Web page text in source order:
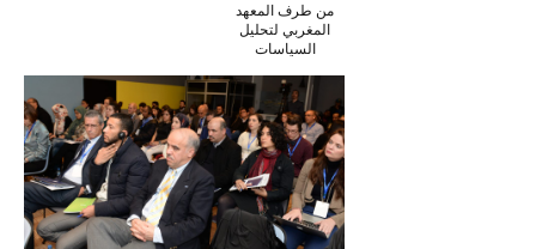
من طرف المعهد
المغربي لتحليل
السياسات